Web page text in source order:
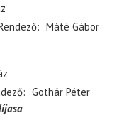
Máté Gábor
Gothár Péter